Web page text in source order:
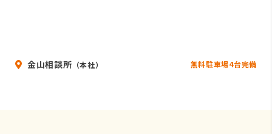
金山相談所 （本社） 無料駐車場4台完備